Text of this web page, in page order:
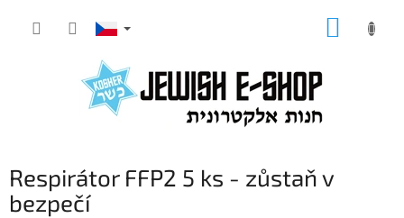
Respirátor FFP2 5 ks - zůstaň v
bezpečí